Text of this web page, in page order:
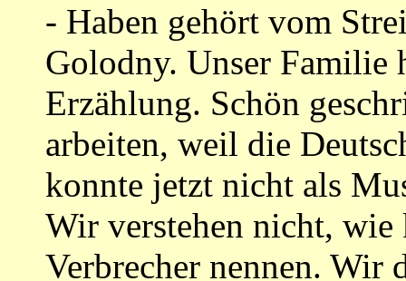
- Haben gehört vom
Golodny. Unser Familie
Erzählung. Schön
arbeiten, weil die
konnte jetzt nicht als
Wir verstehen nicht, wie
Verbrecher nennen. Wir